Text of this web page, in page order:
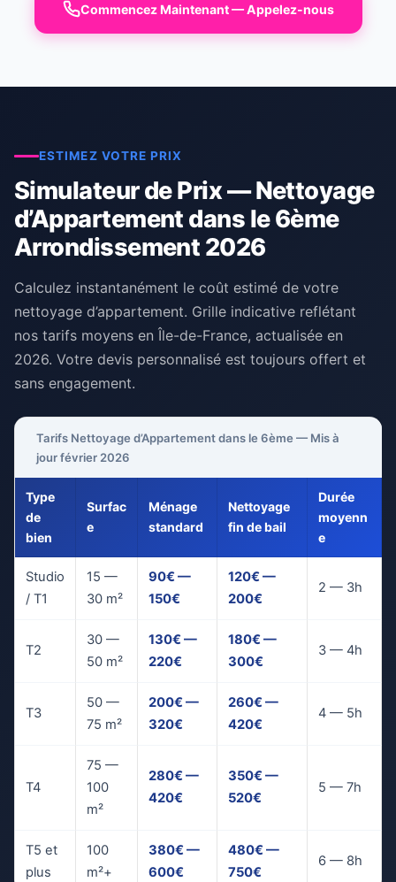
Commencez Maintenant — Appelez-nous
ESTIMEZ VOTRE PRIX
Simulateur de Prix — Nettoyage
d’Appartement dans le 6ème
Arrondissement 2026
Calculez instantanément le coût estimé de votre
nettoyage d’appartement. Grille indicative reflétant
nos tarifs moyens en Île-de-France, actualisée en
2026. Votre devis personnalisé est toujours offert et
sans engagement.
Tarifs Nettoyage d’Appartement dans le 6ème — Mis à
jour février 2026
Type
de
bien
Surfac
e
Ménage
standard
Nettoyage
fin de bail
Durée
moyenn
e
Studio
/ T1
15 —
30 m²
90€ —
150€
120€ —
200€
2 — 3h
T2
30 —
50 m²
130€ —
220€
180€ —
300€
3 — 4h
T3
50 —
75 m²
200€ —
320€
260€ —
420€
4 — 5h
T4
75 —
100
m²
280€ —
420€
350€ —
520€
5 — 7h
T5 et
plus
100
m²+
380€ —
600€
480€ —
750€
6 — 8h